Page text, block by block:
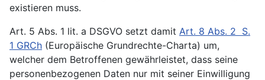
existieren muss.
Art. 5 Abs. 1 lit. a DSGVO setzt damit Art. 8 Abs. 2 S.
1 GRCh (Europäische Grundrechte-Charta) um,
welcher dem Betroffenen gewährleistet, dass seine
personenbezogenen Daten nur mit seiner Einwilligung